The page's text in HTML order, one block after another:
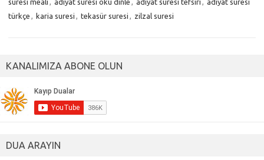
suresi meali , adiyat suresi oku dinle , adiyat suresi tefsiri , adiyat suresi
türkçe , karia suresi , tekasür suresi , zilzal suresi
KANALIMIZA ABONE OLUN
DUA ARAYIN